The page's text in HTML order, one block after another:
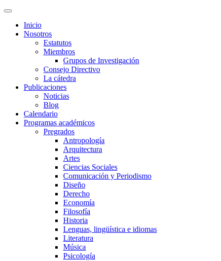
Inicio
Nosotros
Estatutos
Miembros
Grupos de Investigación
Consejo Directivo
La cátedra
Publicaciones
Noticias
Blog
Calendario
Programas académicos
Pregrados
Antropología
Arquitectura
Artes
Ciencias Sociales
Comunicación y Periodismo
Diseño
Derecho
Economía
Filosofía
Historia
Lenguas, lingüística e idiomas
Literatura
Música
Psicología